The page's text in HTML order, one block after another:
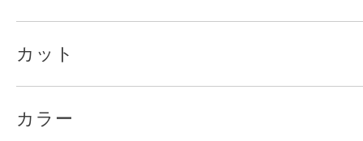
カット
カラー